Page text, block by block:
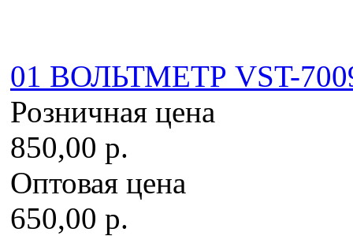
01 ВОЛЬТМЕТР VST-
Розничная цена
850,00 р.
Оптовая цена
650,00 р.